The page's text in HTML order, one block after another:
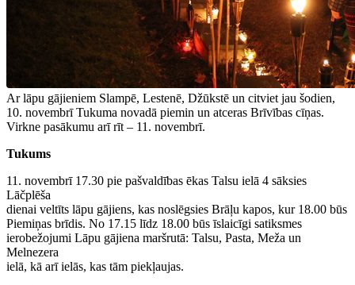
Ar lāpu gājieniem Slampē, Lestenē, Džūkstē un citviet jau šodien,
10. novembrī Tukuma novadā piemin un atceras Brīvības cīņas.
Virkne pasākumu arī rīt – 11. novembrī.
Tukums
11. novembrī 17.30 pie pašvaldības ēkas Talsu ielā 4 sāksies
Lāčplēša
dienai veltīts lāpu gājiens, kas noslēgsies Brāļu kapos, kur 18.00 būs
Piemiņas brīdis. No 17.15 līdz 18.00 būs īslaicīgi satiksmes
ierobežojumi Lāpu gājiena maršrutā: Talsu, Pasta, Meža un
Melnezera
ielā, kā arī ielās, kas tām piekļaujas.